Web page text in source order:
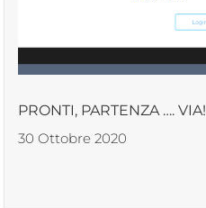
PRONTI, PARTENZA …. VIA!
30 Ottobre 2020